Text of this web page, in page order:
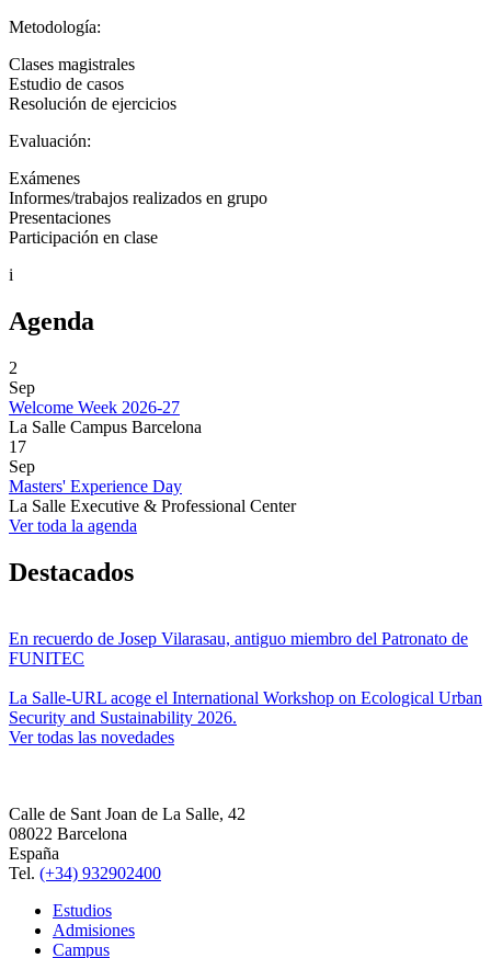
Metodología:
Clases magistrales
Estudio de casos
Resolución de ejercicios
Evaluación:
Exámenes
Informes/trabajos realizados en grupo
Presentaciones
Participación en clase
i
Agenda
2
Sep
Welcome Week 2026-27
La Salle Campus Barcelona
17
Sep
Masters' Experience Day
La Salle Executive & Professional Center
Ver toda la agenda
Destacados
En recuerdo de Josep Vilarasau, antiguo miembro del Patronato de
FUNITEC
La Salle-URL acoge el International Workshop on Ecological Urban
Security and Sustainability 2026.
Ver todas las novedades
Calle de Sant Joan de La Salle, 42
08022 Barcelona
España
Tel. (+34) 932902400
Estudios
Admisiones
Campus